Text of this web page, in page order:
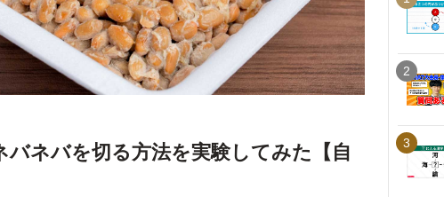
バネバを切る方法を実験してみた【自
2
3